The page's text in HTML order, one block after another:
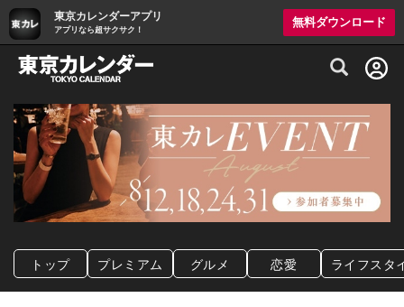
東京カレンダーアプリ
アプリなら超サクサク！
無料ダウンロード
グルメ情報・プレミアムレストラン予約
トップ プレミアム グルメ 恋愛 ライフスタ